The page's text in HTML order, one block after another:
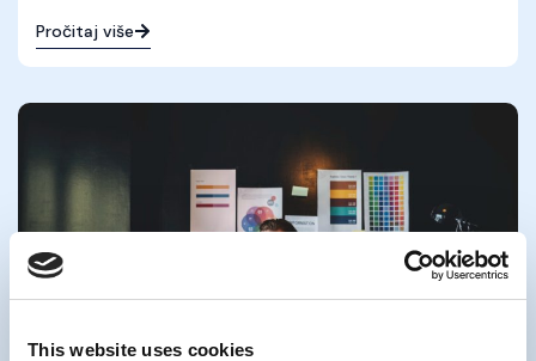
This website uses cookies
Pročitaj više